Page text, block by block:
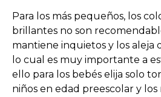
Para los más pequeños, los
brillantes no son
mantiene inquietos y los aleja
lo cual es muy importante a
ello para los bebés elija solo
niños en edad preescolar y